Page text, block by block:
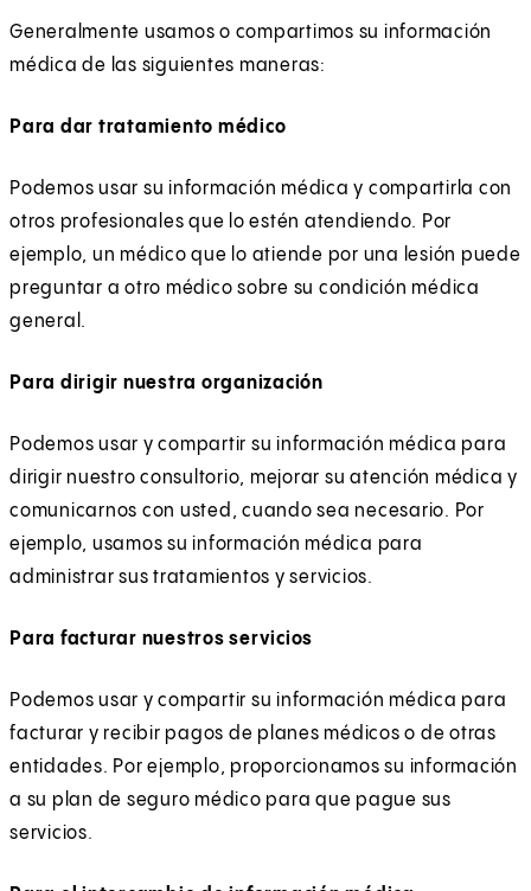
Generalmente usamos o compartimos su información
médica de las siguientes maneras:
Para dar tratamiento médico
Podemos usar su información médica y compartirla con
otros profesionales que lo estén atendiendo. Por
ejemplo, un médico que lo atiende por una lesión puede
preguntar a otro médico sobre su condición médica
general.
Para dirigir nuestra organización
Podemos usar y compartir su información médica para
dirigir nuestro consultorio, mejorar su atención médica y
comunicarnos con usted, cuando sea necesario. Por
ejemplo, usamos su información médica para
administrar sus tratamientos y servicios.
Para facturar nuestros servicios
Podemos usar y compartir su información médica para
facturar y recibir pagos de planes médicos o de otras
entidades. Por ejemplo, proporcionamos su información
a su plan de seguro médico para que pague sus
servicios.